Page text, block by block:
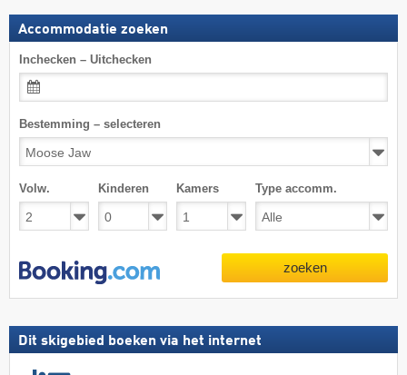
Accommodatie zoeken
Inchecken – Uitchecken
Bestemming – selecteren
Volw. Kinderen Kamers Type accomm.
zoeken
Dit skigebied boeken via het internet